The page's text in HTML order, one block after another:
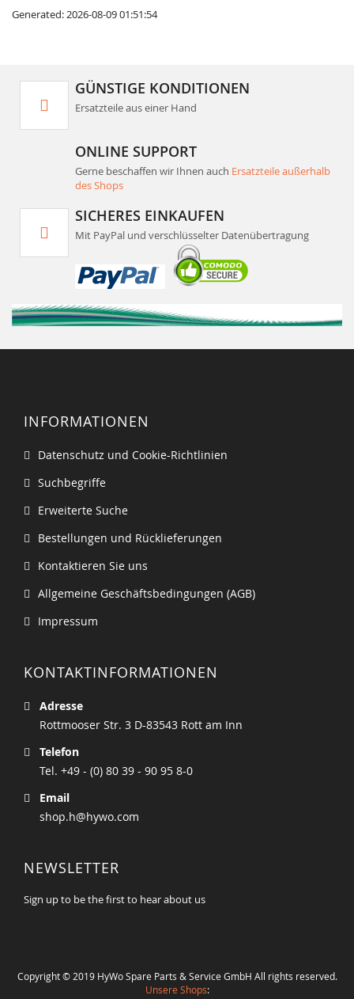
Generated: 2026-08-09 01:51:54
GÜNSTIGE KONDITIONEN
Ersatzteile aus einer Hand
ONLINE SUPPORT
Gerne beschaffen wir Ihnen auch Ersatzteile außerhalb
des Shops
SICHERES EINKAUFEN
Mit PayPal und verschlüsselter Datenübertragung
INFORMATIONEN
Datenschutz und Cookie-Richtlinien
Suchbegriffe
Erweiterte Suche
Bestellungen und Rücklieferungen
Kontaktieren Sie uns
Allgemeine Geschäftsbedingungen (AGB)
Impressum
KONTAKTINFORMATIONEN
Adresse
Rottmooser Str. 3 D-83543 Rott am Inn
Telefon
Tel. +49 - (0) 80 39 - 90 95 8-0
Email
shop.h@hywo.com
NEWSLETTER
Sign up to be the first to hear about us
Copyright © 2019 HyWo Spare Parts & Service GmbH All rights reserved.
Unsere Shops: